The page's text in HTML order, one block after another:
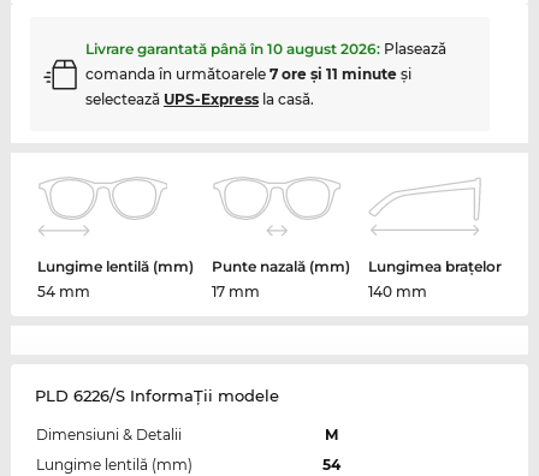
Livrare garantată până în 10 august 2026: Plasează
comanda în următoarele 7 ore şi 11 minuteşi
selectează UPS-Expressla casă.
Lungime lentilă (mm)
54 mm
Punte nazală (mm)
17 mm
Lungimea brațelor
140 mm
PLD 6226/S InformaŢii modele
Dimensiuni & Detalii
M
Lungime lentilă (mm)
54